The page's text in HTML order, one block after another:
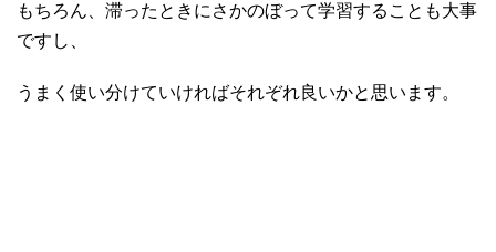
もちろん、滞ったときにさかのぼって学習することも大事
ですし、
うまく使い分けていければそれぞれ良いかと思います。